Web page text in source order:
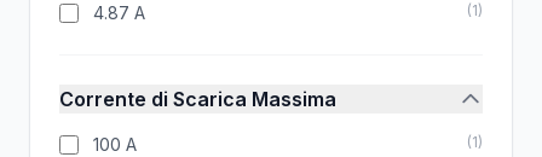
4.87 A (1)
Corrente di Scarica Massima
100 A (1)